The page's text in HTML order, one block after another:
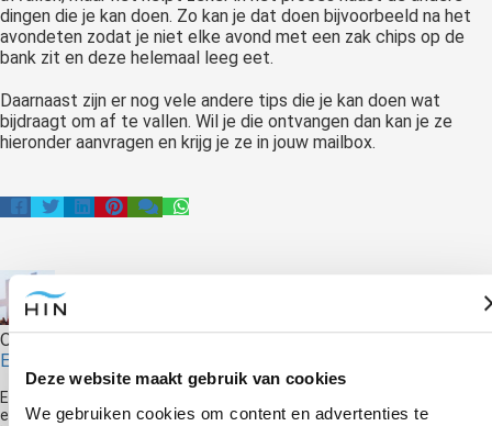
Deze website maakt gebruik van cookies
We gebruiken cookies om content en advertenties te
dingen die je kan doen. Zo kan je dat doen bijvoorbeeld na het
avondeten zodat je niet elke avond met een zak chips op de
bank zit en deze helemaal leeg eet.
Daarnaast zijn er nog vele andere tips die je kan doen wat
bijdraagt om af te vallen. Wil je die ontvangen dan kan je ze
hieronder aanvragen en krijg je ze in jouw mailbox.
Over de schrijver
Edwin Selij
Edwin Selij is eigenaar en oprichter van Hypnose Instituut Nederland
en geeft trainingen in Hypnose. Hij is auteur van de boeken 'Je hebt